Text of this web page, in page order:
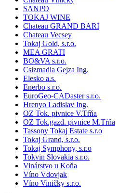
SANPO
TOKAJ WINE
Chateau GRAND BARI
Chateau Vecsey
Tokaj Gold, s.r.o.
MEA GRATI
BO&VA s.r.o.
Csizmadia Gejza Ing.
Elesko a.s.
Enerbo s.r.o.
EuroGeo-CADaster s.r.o.
Hrenyo Ladislav Ing.
OZ Tok. pivnice V.Tŕňa
OZ Tok.gazd. pivnice M.Tŕňa
Tassony Tokaj Estate s.r.o
Tokaj Grand, s.r.o.
Tokaj Symphony, s.r.o
Tokvin Slovakia s.r.o.
Vinárstvo u Koňa
Víno Vdovjak
Víno Viničky s.r.o.